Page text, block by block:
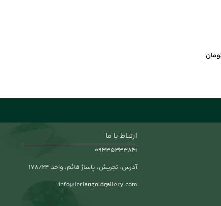
ارتباط با ما
۰۹۳۳۵۳۳۳۸۴۱
آدرس: تجریش، پاساژ قائم، واحد 178/24
info@leriangoldgallery.com